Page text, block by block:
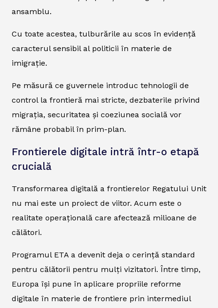
ansamblu.
Cu toate acestea, tulburările au scos în evidență
caracterul sensibil al politicii în materie de
imigrație.
Pe măsură ce guvernele introduc tehnologii de
control la frontieră mai stricte, dezbaterile privind
migrația, securitatea și coeziunea socială vor
rămâne probabil în prim-plan.
Frontierele digitale intră într-o etapă
crucială
Transformarea digitală a frontierelor Regatului Unit
nu mai este un proiect de viitor. Acum este o
realitate operațională care afectează milioane de
călători.
Programul ETA a devenit deja o cerință standard
pentru călătorii pentru mulți vizitatori. Între timp,
Europa își pune în aplicare propriile reforme
digitale în materie de frontiere prin intermediul